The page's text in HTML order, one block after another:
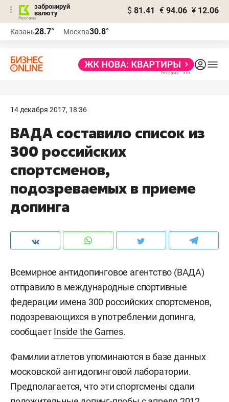
забронируй
валюту
$ 81.41 € 94.06 ¥ 12.06
Казань28.7° Москва30.8°
14 декабря 2017, 18:36
ВАДА составило список из
300 российских
спортсменов,
подозреваемых в приеме
допинга
Всемирное антидопинговое агентство (ВАДА)
отправило в международные спортивные
федерации имена 300 российских спортсменов,
подозревающихся в употреблении допинга,
сообщаетInside the Games.
Фамилии атлетов упоминаются в базе данных
московской антидопинговой лаборатории.
Предполагается, что эти спортсмены сдали